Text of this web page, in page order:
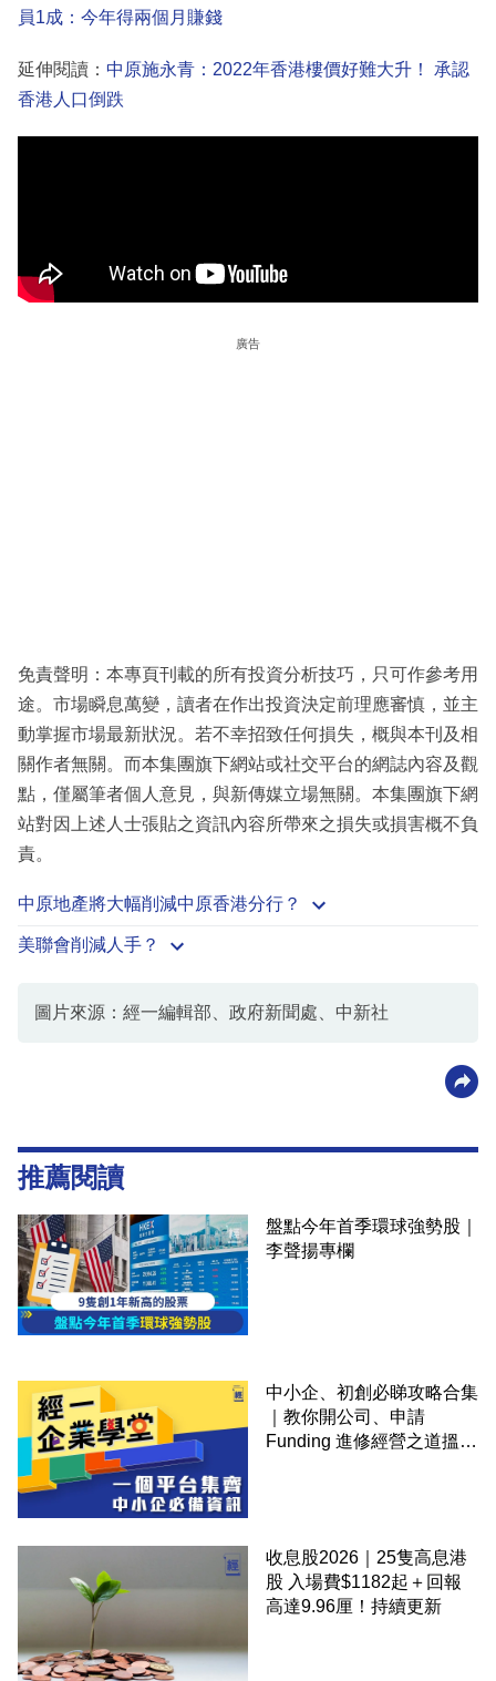
員1成：今年得兩個月賺錢
延伸閱讀： 中原施永青：2022年香港樓價好難大升！ 承認
香港人口倒跌
廣告
免責聲明：本專頁刊載的所有投資分析技巧，只可作參考用
途。市場瞬息萬變，讀者在作出投資決定前理應審慎，並主
動掌握市場最新狀況。若不幸招致任何損失，概與本刊及相
關作者無關。而本集團旗下網站或社交平台的網誌內容及觀
點，僅屬筆者個人意見，與新傳媒立場無關。本集團旗下網
站對因上述人士張貼之資訊內容所帶來之損失或損害概不負
責。
中原地產將大幅削減中原香港分行？
美聯會削減人手？
圖片來源：經一編輯部、政府新聞處、中新社
推薦閱讀
盤點今年首季環球強勢股｜
李聲揚專欄
中小企、初創必睇攻略合集
｜教你開公司、申請
Funding 進修經營之道搵大
收息股2026｜25隻高息港
股 入場費$1182起＋回報
高達9.96厘！持續更新